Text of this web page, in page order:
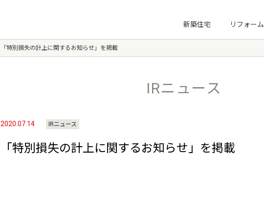
新築住宅
リフォーム
ノーマライゼーション住宅財団
「特別損失の計上に関するお知らせ」を掲載
IRニュース
2020.07.14 IRニュース
「特別損失の計上に関するお知らせ」を掲載